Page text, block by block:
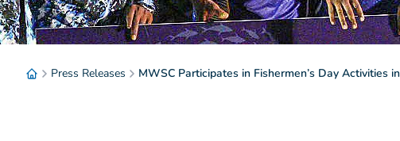
Press Releases MWSC Participates in Fishermen’s Day Activities